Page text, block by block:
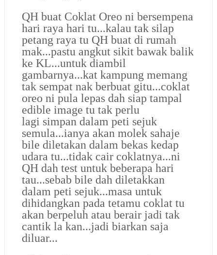
QH buat Coklat Oreo ni bersempena
hari raya hari tu...kalau tak silap
petang raya tu QH buat di rumah
mak...pastu angkut sikit bawak balik
ke KL...untuk diambil
gambarnya...kat kampung memang
tak sempat nak berbuat gitu...coklat
oreo ni pula lepas dah siap tampal
edible image tu tak perlu
lagi simpan dalam peti sejuk
semula...ianya akan molek sahaje
bile diletakan dalam bekas kedap
udara tu...tidak cair coklatnya...ni
QH dah test untuk beberapa hari
tau...sebab bile dah diletakkan
dalam peti sejuk...masa untuk
dihidangkan pada tetamu coklat tu
akan berpeluh atau berair jadi tak
cantik la kan...jadi biarkan saja
diluar...